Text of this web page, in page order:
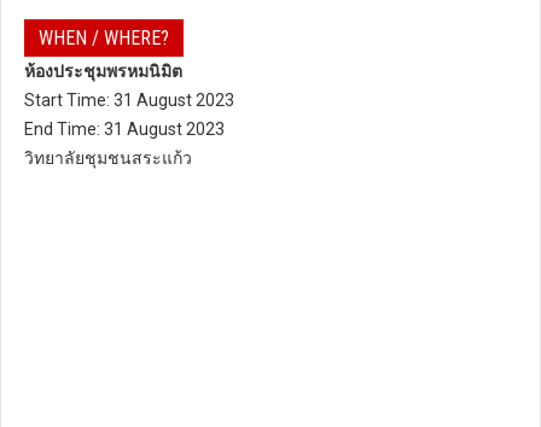
WHEN / WHERE?
ห้องประชุมพรหมนิมิต
Start Time: 31 August 2023
End Time: 31 August 2023
วิทยาลัยชุมชนสระแก้ว